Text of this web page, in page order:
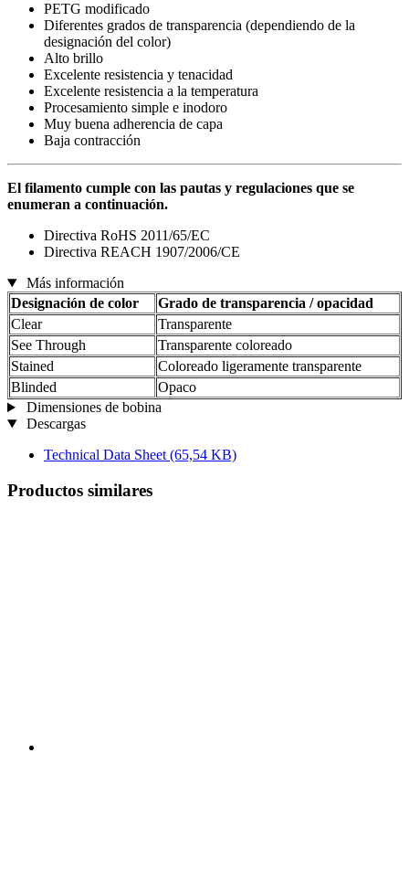
PETG modificado
Diferentes grados de transparencia (dependiendo de la
designación del color)
Alto brillo
Excelente resistencia y tenacidad
Excelente resistencia a la temperatura
Procesamiento simple e inodoro
Muy buena adherencia de capa
Baja contracción
El filamento cumple con las pautas y regulaciones que se
enumeran a continuación.
Directiva RoHS 2011/65/EC
Directiva REACH 1907/2006/CE
Más información
Designación de color
Grado de transparencia / opacidad
Clear
Transparente
See Through
Transparente coloreado
Stained
Coloreado ligeramente transparente
Blinded
Opaco
Dimensiones de bobina
Descargas
Technical Data Sheet (65,54 KB)
Productos similares